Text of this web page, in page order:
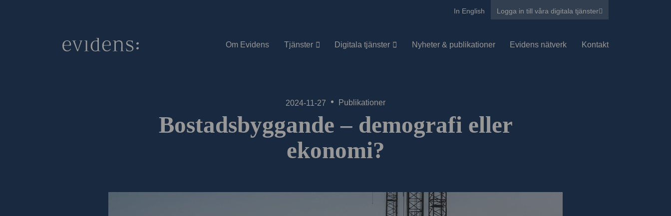
In English Logga in till våra digitala tjänster
Om Evidens Tjänster Digitala tjänster Nyheter & publikationer Evidens nätverk Kontakt
2024-11-27 Publikationer
Bostadsbyggande – demografi eller
ekonomi?